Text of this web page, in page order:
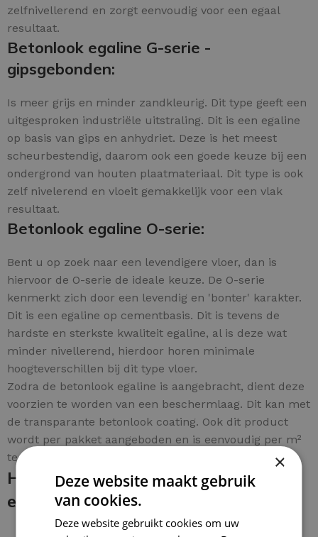
zelfnivellerend en zorgt eenvoudig voor een egaal
resultaat.
Betonlook egaline G-serie -
gipsgebonden:
Is meer grijs en minder zandkleurig. Dit type geeft een
uitgesproken industriële uitstraling. Dit is een egaline
op basis van gips en anhydriet. Deze is het meest
scheurbestendig, daarom ook een goede keuze bij een
ondergrond van houten plaatmateriaal. Dit type is ook
zelf nivelerend en vloeit gemakkelijk voor een vlak
resultaat.
Betonlook egaline O-serie:
Bent u op zoek naar een levendigere vloer, dan is
hiervoor de O-serie de ideale keuze. De O-serie
kenmerkt zich door een levendig en 'bonter' karakter.
Dit is een egaline op cementbasis. Dit is tevens de
hardste en sterkste kwaliteit egaline, al is deze wat
minder nivellerend, hierdoor horen minimale
hoogteverschillen bij dit type vloer.
Zodra de betonlook egaline is aangebracht, dient deze
voorzien te worden van een beschermlaag. Dit kan met
de transparante betonlook coating. Ook dit product
wordt per pakket aangeboden en is eenvoudig per m²
te bestellen.
Hoe breng je de betonlook egaline
en coating aan:
×
Deze website maakt gebruik
van cookies.
Deze website gebruikt cookies om uw